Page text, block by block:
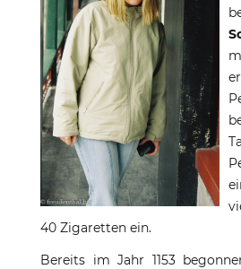
40 Zigaretten ein.
Bereits im Jahr 1153